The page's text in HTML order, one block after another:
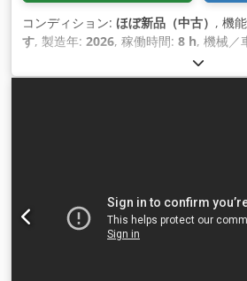
コンディション: ほぼ新品（中古） , 機
す, 製造年: 2026, 稼働時間: 8 h, 機械／
, 総重量:
長:1,800 mm, 全幅:850 mm, 全高:
,